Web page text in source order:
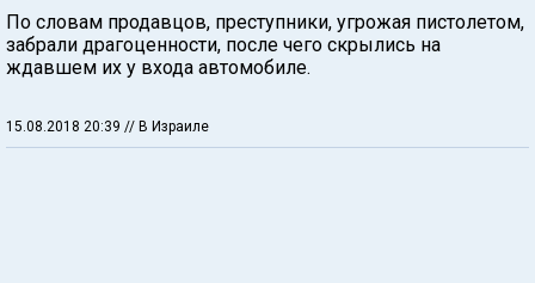
По словам продавцов, преступники, угрожая пистолетом,
забрали драгоценности, после чего скрылись на
ждавшем их у входа автомобиле.
15.08.2018 20:39 // В Израиле